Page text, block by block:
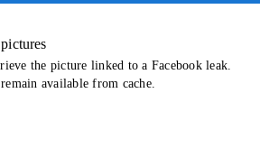
the picture linked to a Facebook leak.
available from cache.